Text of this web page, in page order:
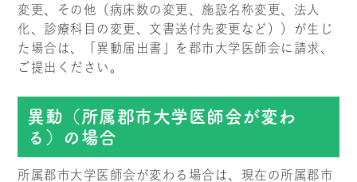
変更、その他（病床数の変更、施設名称変更、法人
化、診療科目の変更、文書送付先変更など））が生じ
た場合は、「異動届出書」を郡市大学医師会に請求、
ご提出ください。
異動（所属郡市大学医師会が変わ
る）の場合
所属郡市大学医師会が変わる場合は、現在の所属郡市